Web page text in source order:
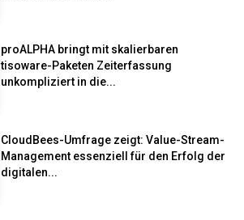
proALPHA bringt mit skalierbaren
tisoware-Paketen Zeiterfassung
unkompliziert in die...
CloudBees-Umfrage zeigt: Value-Stream-
Management essenziell für den Erfolg der
digitalen...